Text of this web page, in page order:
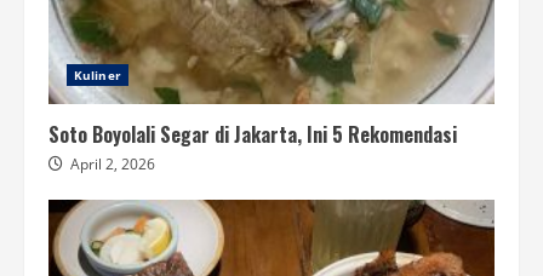
Kuliner
Soto Boyolali Segar di Jakarta, Ini 5 Rekomendasi
April 2, 2026